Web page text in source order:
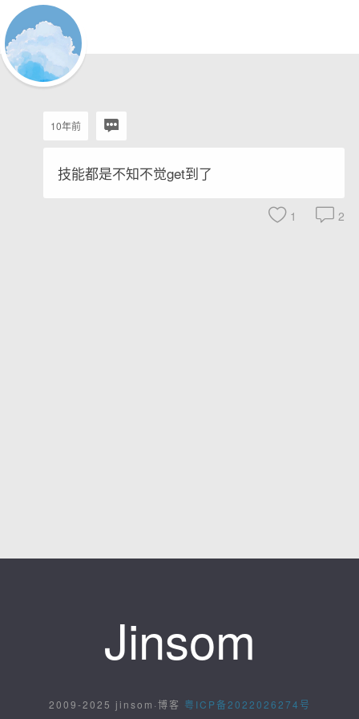
10年前
技能都是不知不觉get到了
1 2
Jinsom
2009-2025 jinsom·博客 粤ICP备2022026274号